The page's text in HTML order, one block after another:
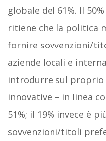
globale del 61%. Il
ritiene che la politica
fornire sovvenzioni/
aziende locali e
introdurre sul proprio
innovative – in linea
51%; il 19% invece è
sovvenzioni/titoli